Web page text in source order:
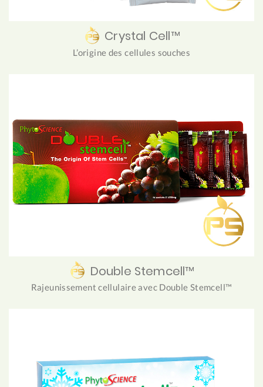
Crystal Cell™
L’origine des cellules souches
Double Stemcell™
Rajeunissement cellulaire avec Double Stemcell™